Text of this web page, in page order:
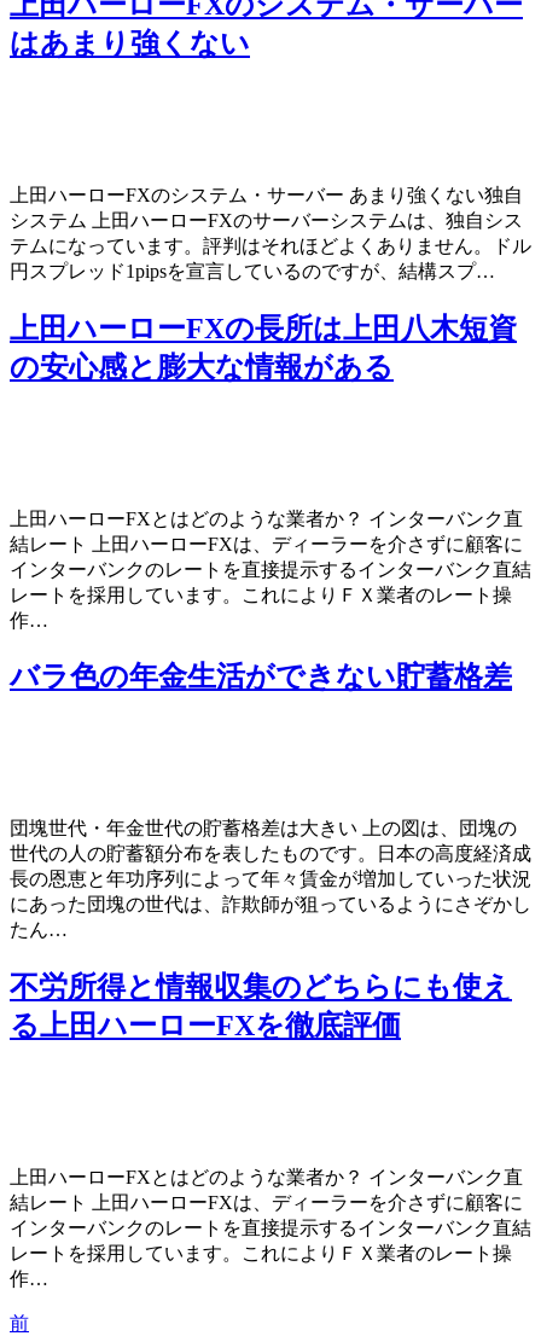
はあまり強くない
上田ハーローFXのシステム・サーバー あまり強くない独自
システム 上田ハーローFXのサーバーシステムは、独自シス
テムになっています。評判はそれほどよくありません。ドル
円スプレッド1pipsを宣言しているのですが、結構スプ…
上田ハーローFXの長所は上田八木短資
の安心感と膨大な情報がある
上田ハーローFXとはどのような業者か？ インターバンク直
結レート 上田ハーローFXは、ディーラーを介さずに顧客に
インターバンクのレートを直接提示するインターバンク直結
レートを採用しています。これによりＦＸ業者のレート操
作…
バラ色の年金生活ができない貯蓄格差
団塊世代・年金世代の貯蓄格差は大きい 上の図は、団塊の
世代の人の貯蓄額分布を表したものです。日本の高度経済成
長の恩恵と年功序列によって年々賃金が増加していった状況
にあった団塊の世代は、詐欺師が狙っているようにさぞかし
たん…
不労所得と情報収集のどちらにも使え
る上田ハーローFXを徹底評価
上田ハーローFXとはどのような業者か？ インターバンク直
結レート 上田ハーローFXは、ディーラーを介さずに顧客に
インターバンクのレートを直接提示するインターバンク直結
レートを採用しています。これによりＦＸ業者のレート操
作…
前